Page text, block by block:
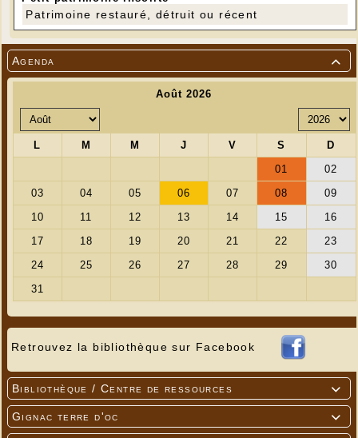

Agenda
Retrouvez la bibliothèque sur Facebook

Bibliothèque / Centre de ressources

Gignac terre d'oc
Patrimoine restauré, détruit ou récent